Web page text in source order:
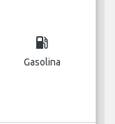
local_gas_station
Gasolina